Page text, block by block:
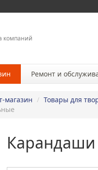
компаний
Ремонт и
магазин / Товары для